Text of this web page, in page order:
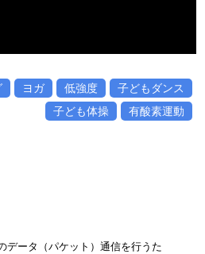
ヨガ 低強度
子どもダンス
子ども体操
有酸素運動
データ（パケット）通信を行うた